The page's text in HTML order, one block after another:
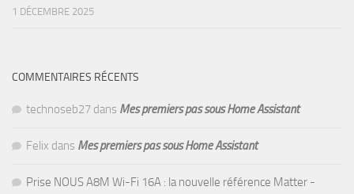
1 DÉCEMBRE 2025
COMMENTAIRES RÉCENTS
technoseb27 dans Mes premiers pas sous Home Assistant
Felix dans Mes premiers pas sous Home Assistant
Prise NOUS A8M Wi-Fi 16A : la nouvelle référence Matter -